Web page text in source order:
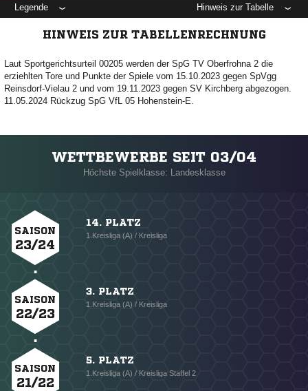
Legende Hinweis zur Tabelle
HINWEIS ZUR TABELLENRECHNUNG
Laut Sportgerichtsurteil 00205 werden der SpG TV Oberfrohna 2 die
erziehlten Tore und Punkte der Spiele vom 15.10.2023 gegen SpVgg
Reinsdorf-Vielau 2 und vom 19.11.2023 gegen SV Kirchberg abgezogen.
11.05.2024 Rückzug SpG VfL 05 Hohenstein-E.
WETTBEWERBE SEIT 03/04
Höchste Spielklasse: Landesklasse
SAISON
23/24
14. PLATZ
1.Kreisliga (A) / Kreisliga
SAISON
22/23
3. PLATZ
1.Kreisliga (A) / Kreisliga
SAISON
21/22
5. PLATZ
1.Kreisliga (A) / Kreisliga Staffel 2